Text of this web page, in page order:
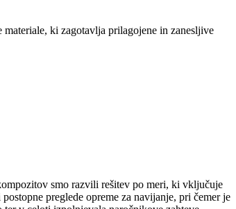
ki zagotavlja prilagojene in zanesljive
smo razvili rešitev po meri, ki vključuje
preglede opreme za navijanje, pri čemer je